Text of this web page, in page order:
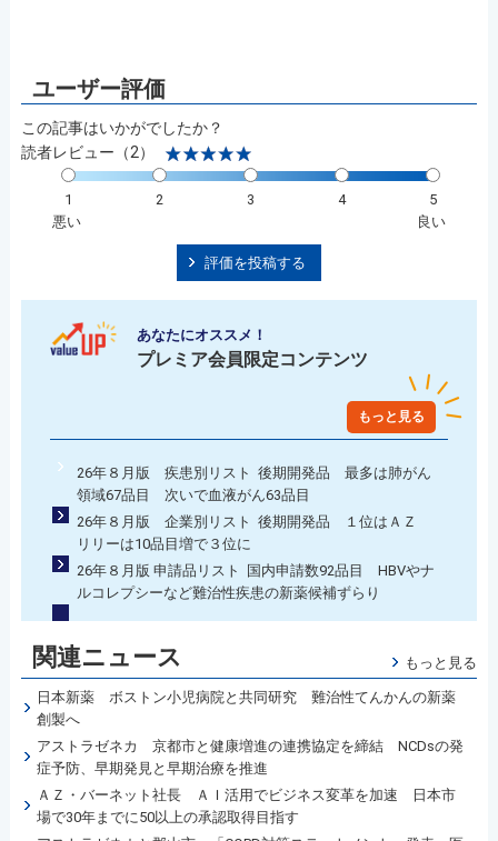
この記事はいかがでしたか？
読者レビュー（2）
1 2 3 4
5
悪い
良い
評価を投稿する
あなたにオススメ！
プレミア会員限定コンテンツ
もっと見る
26年８月版 疾患別リスト 後期開発品 最多は肺がん
領域67品目 次いで血液がん63品目
26年８月版 企業別リスト 後期開発品 １位はＡＺ
リリーは10品目増で３位に
26年８月版 申請品リスト 国内申請数92品目 HBVやナ
ルコレプシーなど難治性疾患の新薬候補ずらり
関連ニュース もっと見る
日本新薬 ボストン小児病院と共同研究 難治性てんかんの新薬
創製へ
アストラゼネカ 京都市と健康増進の連携協定を締結 NCDsの発
症予防、早期発見と早期治療を推進
ＡＺ・バーネット社長 ＡＩ活用でビジネス変革を加速 日本市
場で30年までに50以上の承認取得目指す